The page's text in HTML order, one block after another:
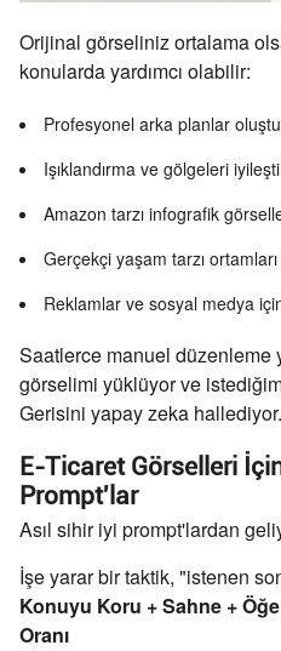
Orijinal görseliniz ortalama
konularda yardımcı olabilir:
Profesyonel arka planlar
Işıklandırma ve gölgeleri
Amazon tarzı infografik
Gerçekçi yaşam tarzı
Reklamlar ve sosyal medya
Saatlerce manuel düzenleme
görselimi yüklüyor ve
Gerisini yapay zeka hallediyor.
E-Ticaret Görselleri
Prompt'lar
Asıl sihir iyi prompt'lardan
İşe yarar bir taktik, "istenen
Konuyu Koru + Sahne +
Oranı